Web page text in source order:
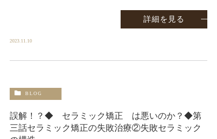
詳細を見る
2023.11.10
BLOG
誤解！？◆ セラミック矯正 は悪いのか？◆第
三話セラミック矯正の失敗治療②失敗セラミック